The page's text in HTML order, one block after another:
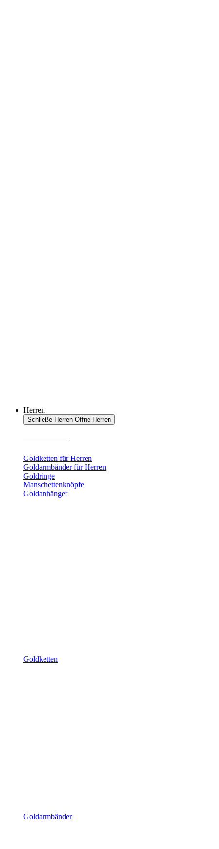
Herren
Schließe Herren Öffne Herren
Goldketten für Herren
Goldarmbänder für Herren
Goldringe
Manschettenknöpfe
Goldanhänger
Goldketten
Goldarmbänder